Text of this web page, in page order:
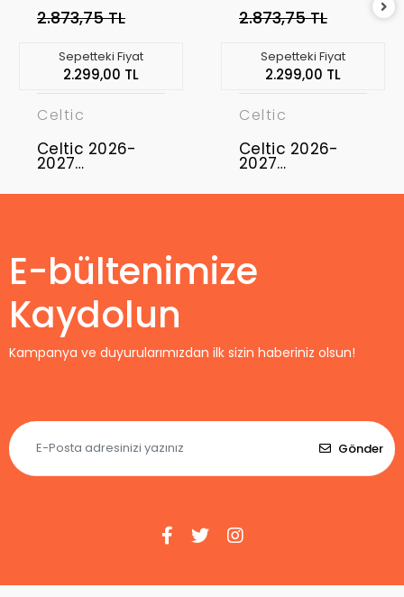
2.873,75 TL
Sepetteki Fiyat
2.299,00 TL
Celtic
Celtic 2026-
2027
Maç Forması
2.873,75 TL
Sepetteki Fiyat
2.299,00 TL
Celtic
Celtic 2026-
2027
Maç Forması
E-bültenimize
Kaydolun
Kampanya ve duyurularımızdan ilk sizin haberiniz olsun!
Gönder